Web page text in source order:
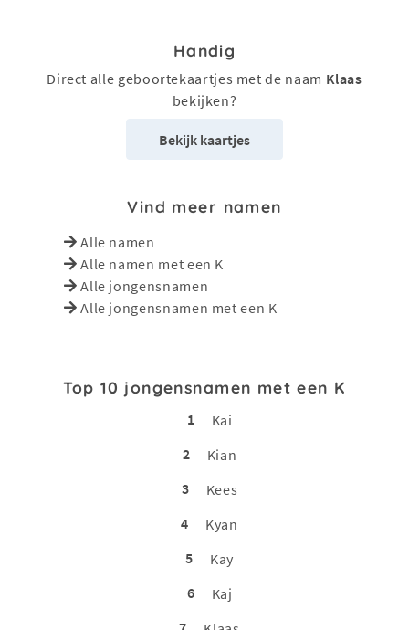
Handig
Direct alle geboortekaartjes met de naam Klaas
bekijken?
Bekijk kaartjes
Vind meer namen
Alle namen
Alle namen met een K
Alle jongensnamen
Alle jongensnamen met een K
Top 10 jongensnamen met een K
1
Kai
2
Kian
3
Kees
4
Kyan
5
Kay
6
Kaj